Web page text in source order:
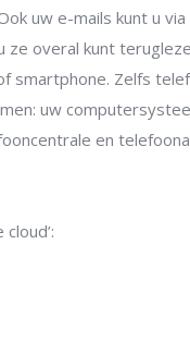
uw e-mails kunt u via
ze overal kunt
smartphone. Zelfs
uw
en